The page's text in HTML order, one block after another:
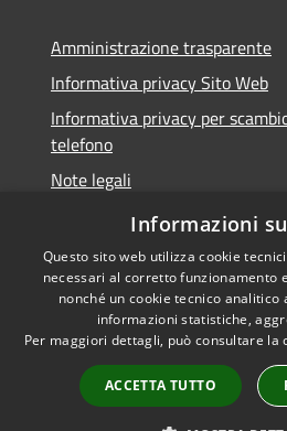
Amministrazione trasparente
Informativa privacy Sito Web
Informativa privacy per
telefono
Note legali
Dichiarazione di accessibilità
Accessibilità
Informazioni
Questo sito web utilizza cookie
necessari al corretto funzionamento
nonché un cookie tecnico
informazioni statistiche,
Per maggiori dettagli, può consultare la
ACCETTA TUTTO